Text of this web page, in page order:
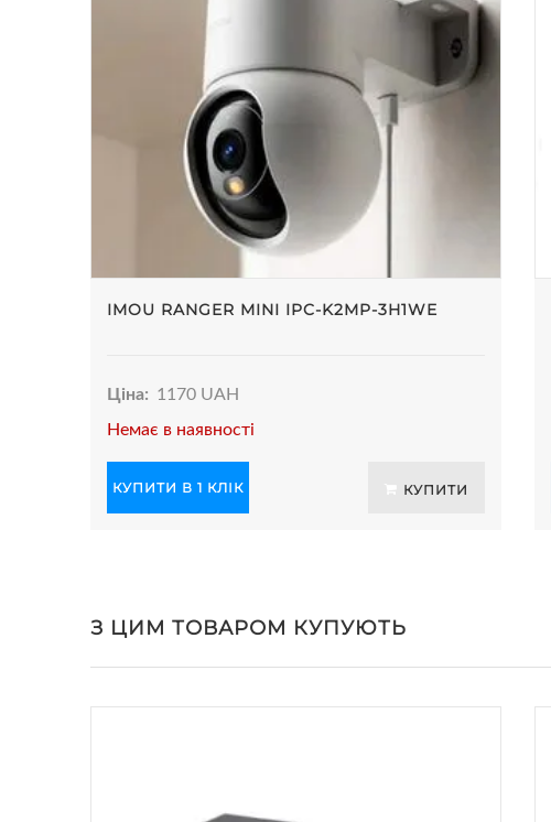
IMOU RANGER MINI IPC-K2MP-3H1WE
Ціна: 1170 UAH
Немає в наявності
КУПИТИ В 1 КЛІК КУПИТИ
З ЦИМ ТОВАРОМ КУПУЮТЬ